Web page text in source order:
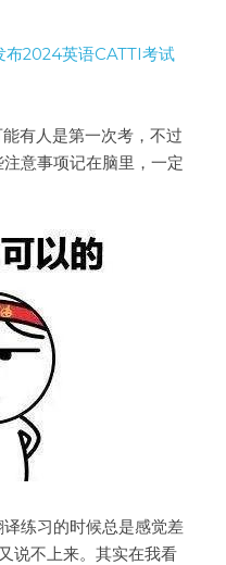
布2024英语CATTI考试
有人是第一次考，不过
意事项记在脑里，一定
练习的时候总是感觉差
说不上来。其实在我看